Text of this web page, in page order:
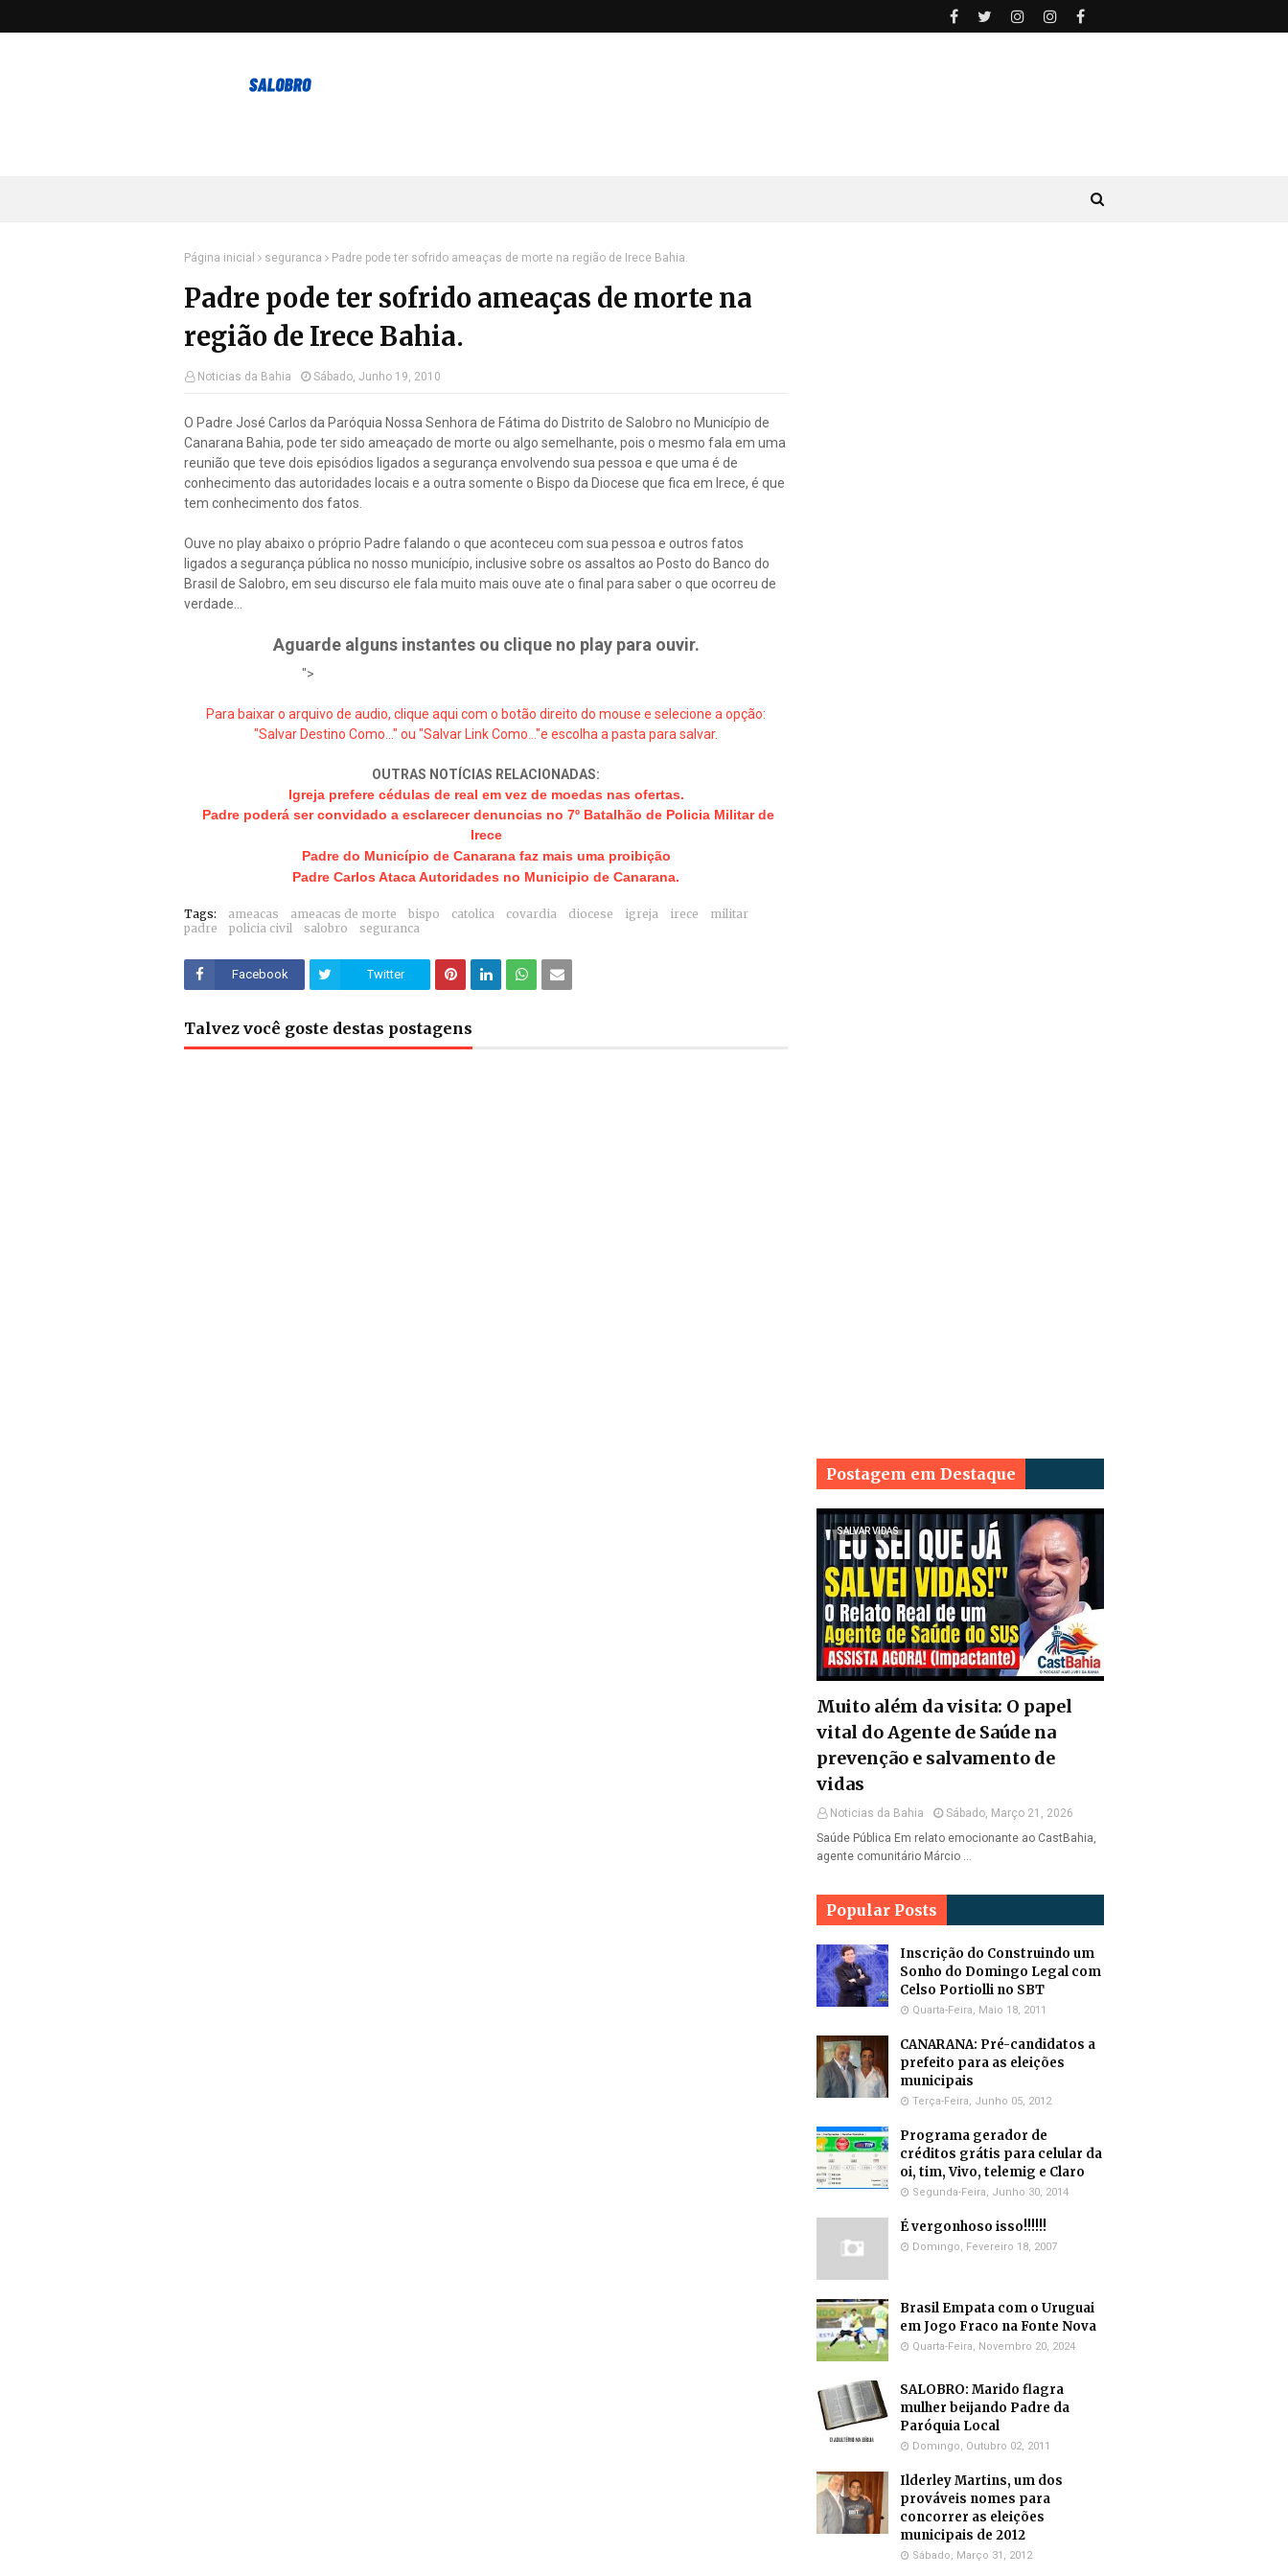
Página inicial seguranca Padre pode ter sofrido ameaças de morte na região de Irece Bahia.
Padre pode ter sofrido ameaças de morte na
região de Irece Bahia.
Noticias da Bahia Sábado, Junho 19, 2010
O Padre José Carlos da Paróquia Nossa Senhora de Fátima do Distrito de Salobro no Município de
Canarana Bahia, pode ter sido ameaçado de morte ou algo semelhante, pois o mesmo fala em uma
reunião que teve dois episódios ligados a segurança envolvendo sua pessoa e que uma é de
conhecimento das autoridades locais e a outra somente o Bispo da Diocese que fica em Irece, é que
tem conhecimento dos fatos.
Ouve no play abaixo o próprio Padre falando o que aconteceu com sua pessoa e outros fatos
ligados a segurança pública no nosso município, inclusive sobre os assaltos ao Posto do Banco do
Brasil de Salobro, em seu discurso ele fala muito mais ouve ate o final para saber o que ocorreu de
verdade...
Aguarde alguns instantes ou clique no play para ouvir.
">
Para baixar o arquivo de audio, clique aqui com o botão direito do mouse e selecione a opção:
"Salvar Destino Como..." ou "Salvar Link Como..."e escolha a pasta para salvar.
OUTRAS NOTÍCIAS RELACIONADAS:
Igreja prefere cédulas de real em vez de moedas nas ofertas.
Padre poderá ser convidado a esclarecer denuncias no 7º Batalhão de Policia Militar de
Irece
Padre do Município de Canarana faz mais uma proibição
Padre Carlos Ataca Autoridades no Municipio de Canarana.
Tags: ameacas ameacas de morte bispo catolica covardia diocese igreja irece
militar
padre
policia civil salobro seguranca
Facebook Twitter
Talvez você goste destas postagens
Postagem em Destaque
SALVAR VIDAS
Muito além da visita: O papel
vital do Agente de Saúde na
prevenção e salvamento de
vidas
Noticias da Bahia
Sábado, Março 21, 2026
Saúde Pública Em relato emocionante ao CastBahia,
agente comunitário Márcio …
Popular Posts
Inscrição do Construindo um
Sonho do Domingo Legal com
Celso Portiolli no SBT
Quarta-Feira, Maio 18, 2011
CANARANA: Pré-candidatos a
prefeito para as eleições
municipais
Terça-Feira, Junho 05, 2012
Programa gerador de
créditos grátis para celular da
oi, tim, Vivo, telemig e Claro
Segunda-Feira, Junho 30, 2014
É vergonhoso isso!!!!!!
Domingo, Fevereiro 18, 2007
Brasil Empata com o Uruguai
em Jogo Fraco na Fonte Nova
Quarta-Feira, Novembro 20, 2024
SALOBRO: Marido flagra
mulher beijando Padre da
Paróquia Local
Domingo, Outubro 02, 2011
Ilderley Martins, um dos
prováveis nomes para
concorrer as eleições
municipais de 2012
Sábado, Março 31, 2012